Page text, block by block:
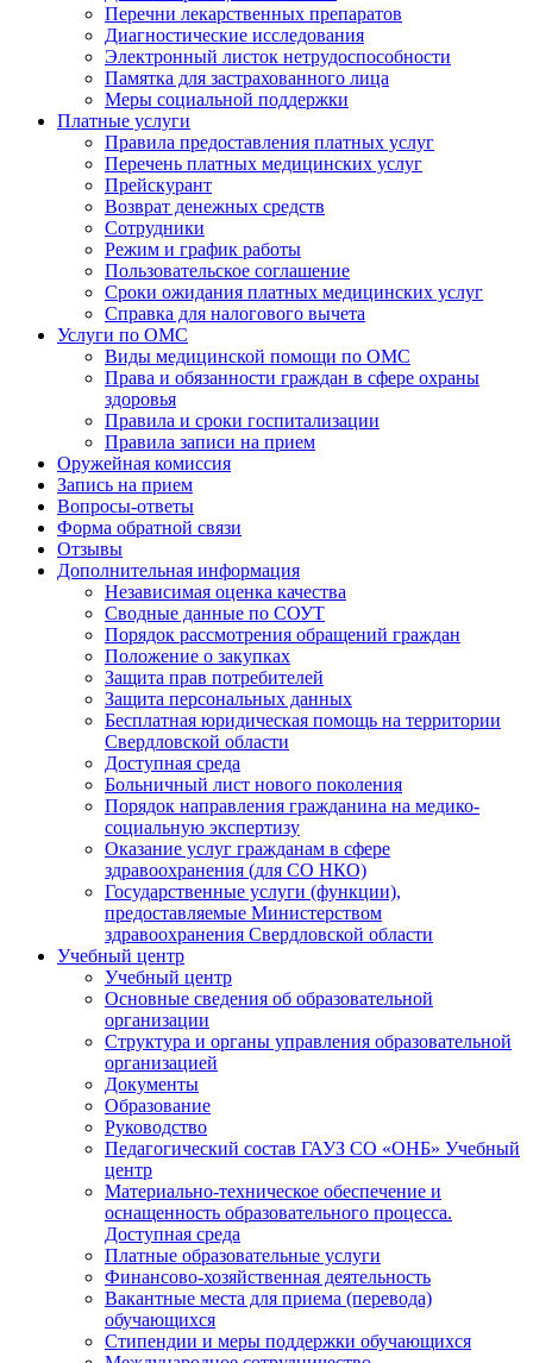
Перечни лекарственных препаратов
Диагностические исследования
Электронный листок нетрудоспособности
Памятка для застрахованного лица
Меры социальной поддержки
Платные услуги
Правила предоставления платных услуг
Перечень платных медицинских услуг
Прейскурант
Возврат денежных средств
Сотрудники
Режим и график работы
Пользовательское соглашение
Сроки ожидания платных медицинских услуг
Справка для налогового вычета
Услуги по ОМС
Виды медицинской помощи по ОМС
Права и обязанности граждан в сфере охраны
здоровья
Правила и сроки госпитализации
Правила записи на прием
Оружейная комиссия
Запись на прием
Вопросы-ответы
Форма обратной связи
Отзывы
Дополнительная информация
Независимая оценка качества
Сводные данные по СОУТ
Порядок рассмотрения обращений граждан
Положение о закупках
Защита прав потребителей
Защита персональных данных
Бесплатная юридическая помощь на территории
Свердловской области
Доступная среда
Больничный лист нового поколения
Порядок направления гражданина на медико-
социальную экспертизу
Оказание услуг гражданам в сфере
здравоохранения (для СО НКО)
Государственные услуги (функции),
предоставляемые Министерством
здравоохранения Свердловской области
Учебный центр
Учебный центр
Основные сведения об образовательной
организации
Структура и органы управления образовательной
организацией
Документы
Образование
Руководство
Педагогический состав ГАУЗ СО «ОНБ» Учебный
центр
Материально-техническое обеспечение и
оснащенность образовательного процесса.
Доступная среда
Платные образовательные услуги
Финансово-хозяйственная деятельность
Вакантные места для приема (перевода)
обучающихся
Стипендии и меры поддержки обучающихся